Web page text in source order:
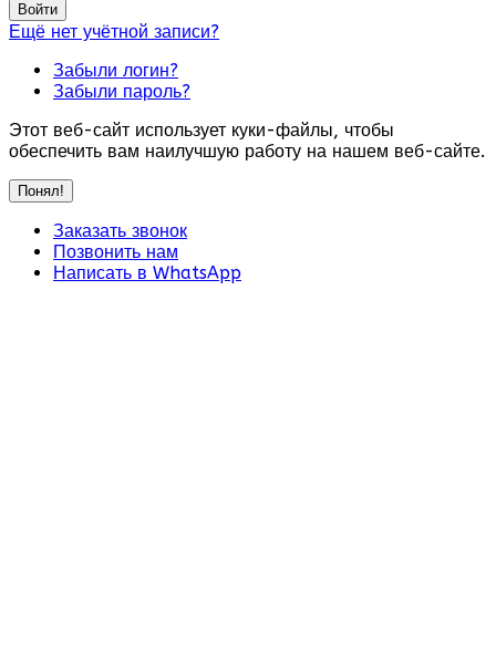
Войти
Ещё нет учётной записи?
Забыли логин?
Забыли пароль?
Этот веб-сайт использует куки-файлы, чтобы
обеспечить вам наилучшую работу на нашем веб-сайте.
Понял!
Заказать звонок
Позвонить нам
Написать в WhatsApp